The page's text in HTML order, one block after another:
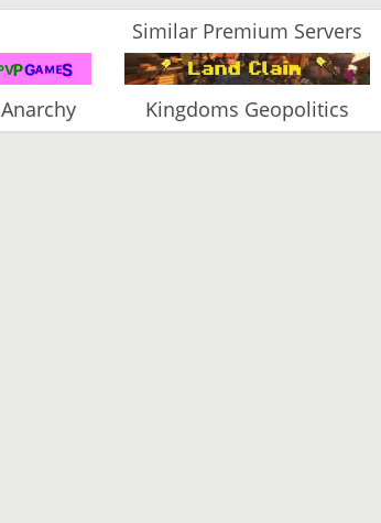
Similar Premium Servers
Kingdoms Geopolitics